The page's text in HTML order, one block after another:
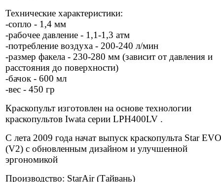
Технические характеристики:
-cопло - 1,4 мм
-рабочее давление - 1,1-1,3 атм
-потребление воздуха - 200-240 л/мин
-размер факела - 230-280 мм (зависит от давления и
расстояния до поверхности)
-бачок - 600 мл
-вес - 450 гр
Краскопульт изготовлен на основе технологии
краскопультов Iwata серии LPH400LV .
С лета 2009 года начат выпуск краскопульта Star
(V2) с обновленным дизайном и улучшенной
эргономикой
Производство: StarAir (Тайвань)